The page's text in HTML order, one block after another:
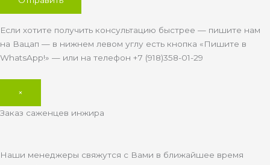
Если хотите получить консультацию быстрее — пишите нам
на Вацап — в нижнем левом углу есть кнопка «Пишите в
WhatsApp!» — или на телефон +7 (918)358-01-29
×
Заказ саженцев инжира
Наши менеджеры свяжутся с Вами в ближайшее время